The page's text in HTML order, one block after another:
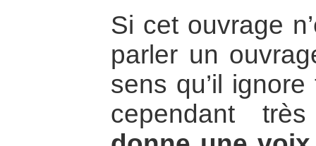
Si cet ouvrage
parler un
sens qu’il
cependant